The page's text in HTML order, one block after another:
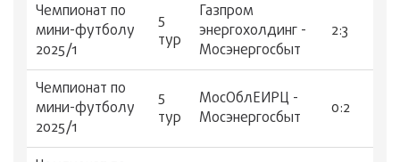
Чемпионат по
мини-футболу
2025/1
5
тур
Газпром
энергохолдинг -
Мосэнергосбыт
2:3
Чемпионат по
мини-футболу
2025/1
5
тур
МосОблЕИРЦ -
Мосэнергосбыт
0:2